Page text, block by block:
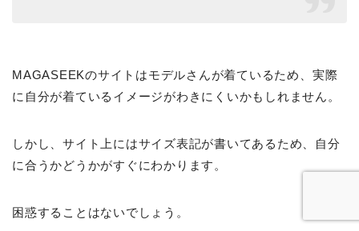
MAGASEEKのサイトはモデルさんが着ているため、実際
に自分が着ているイメージがわきにくいかもしれません。
しかし、サイト上にはサイズ表記が書いてあるため、自分
に合うかどうかがすぐにわかります。
困惑することはないでしょう。